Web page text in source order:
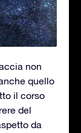
non
quello
il corso
del
da